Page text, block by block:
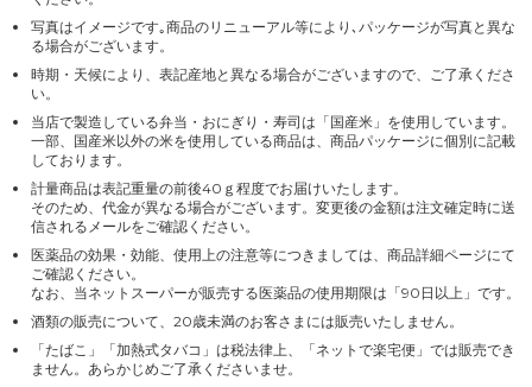
写真はイメージです｡商品のリニューアル等により､パッケージが写真と異な
る場合がございます。
時期・天候により、表記産地と異なる場合がございますので、ご了承くださ
い。
当店で製造している弁当・おにぎり・寿司は「国産米」を使用しています。
一部、国産米以外の米を使用している商品は、商品パッケージに個別に記載
しております。
計量商品は表記重量の前後40ｇ程度でお届けいたします。
そのため、代金が異なる場合がございます。変更後の金額は注文確定時に送
信されるメールをご確認ください。
医薬品の効果・効能、使用上の注意等につきましては、商品詳細ページにて
ご確認ください。
なお、当ネットスーパーが販売する医薬品の使用期限は「90日以上」です。
酒類の販売について、20歳未満のお客さまには販売いたしません。
「たばこ」「加熱式タバコ」は税法律上、「ネットで楽宅便」では販売でき
ません。あらかじめご了承くださいませ。